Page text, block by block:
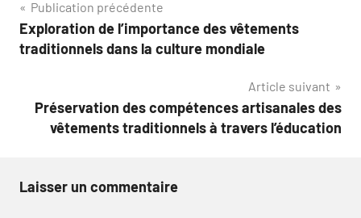
Navigation
de
Publication précédente
Exploration de l’importance des vêtements
traditionnels dans la culture mondiale
Article suivant
Préservation des compétences artisanales des
vêtements traditionnels à travers l’éducation
Laisser un commentaire